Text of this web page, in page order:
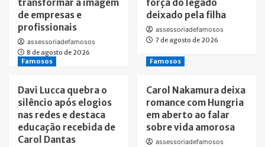
transformar a imagem
de empresas e
profissionais
assessoriadefamosos
8 de agosto de 2026
força do legado
deixado pela filha
assessoriadefamosos
7 de agosto de 2026
Famosos
Davi Lucca quebra o
silêncio após elogios
nas redes e destaca
educação recebida de
Carol Dantas
Famosos
Carol Nakamura deixa
romance com Hungria
em aberto ao falar
sobre vida amorosa
assessoriadefamosos